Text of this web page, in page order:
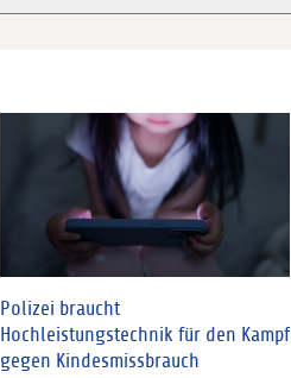
Polizei braucht
Hochleistungstechnik für den Kampf
gegen Kindesmissbrauch